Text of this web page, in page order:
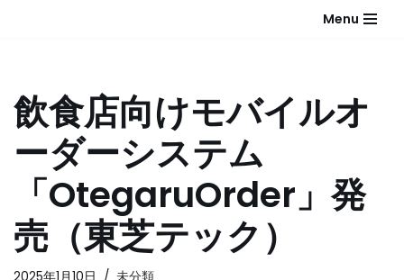
テ
ン
ツ
へ
ッ
プ
Menu
飲食店向けモバイルオ
ーダーシステム
「OtegaruOrder」発
売（東芝テック）